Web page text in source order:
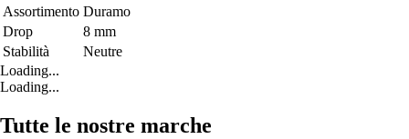
Assortimento Duramo
Drop
8 mm
Stabilità
Neutre
Loading...
Loading...
Tutte le nostre marche